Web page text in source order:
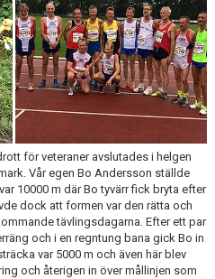
för veteraner avslutades i helgen
Vår egen Bo Andersson ställde
10000 m där Bo tyvärr fick bryta efter
dock att formen var den rätta och
tävlingsdagarna. Efter ett par
och i en regntung bana gick Bo in
var 5000 m och även här blev
och återigen in över mållinjen som